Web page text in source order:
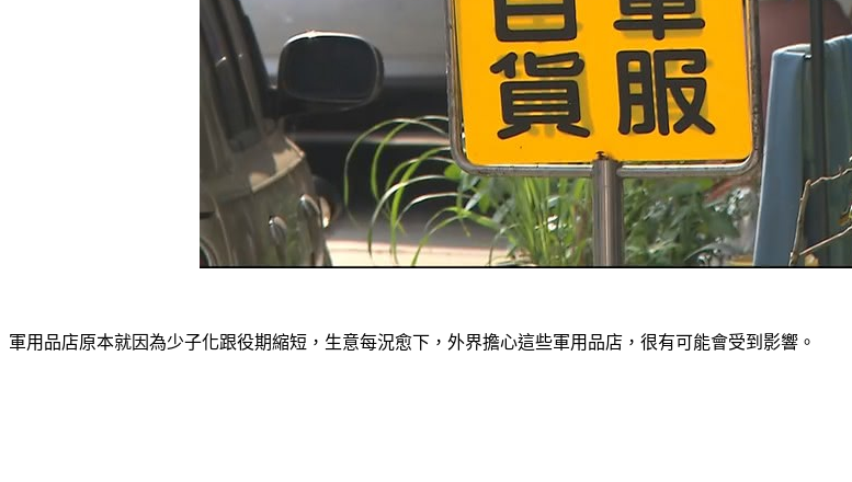
軍用品店原本就因為少子化跟役期縮短，生意每況愈下，外界擔心這些軍用品店，很有可能會受到影響。